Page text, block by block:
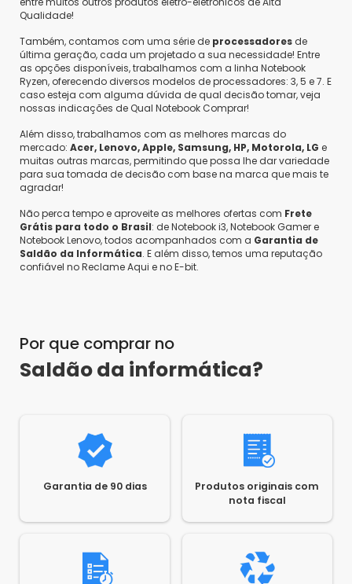
Guilherme P. • 3 anos atrás • 0
O Produto É Novo?
Responder
Saldão da Informática• 3 anos atrás• 0
Olá @Guilherme Patrick, Este produto é
condições de fábrica é um produto que volta
para o mercado, disponível para vendas, nas
mesmas condições de um produto novo, com
todas as funcionalidades e características
possibilitando economizar dinheiro na compra.
Att. Saldão da informática
Saldão da Informática
Olá Luciana! O produto acompanha carregador
Jorge • 4 anos atrás
A tv pega todos canais
Responder
Qualidade!
Também, contamos com uma série de processadores de
última geração, cada um projetado a sua necessidade! Entre
as opções disponíveis, trabalhamos com a linha Notebook
Ryzen, oferecendo diversos modelos de processadores: 3, 5 e 7. E
caso esteja com alguma dúvida de qual decisão tomar, veja
nossas indicações de Qual Notebook Comprar!
Além disso, trabalhamos com as melhores marcas do
mercado: Acer, Lenovo, Apple, Samsung, HP, Motorola, LG e
muitas outras marcas, permitindo que possa lhe dar variedade
para sua tomada de decisão com base na marca que mais te
agradar!
Não perca tempo e aproveite as melhores ofertas com Frete
Grátis para todo o Brasil: de Notebook i3, Notebook Gamer e
Notebook Lenovo, todos acompanhados com a Garantia de
Saldão da Informática. E além disso, temos uma reputação
confiável no Reclame Aqui e no E-bit.
Por que comprar no
Saldão da informática?
Garantia de 90 dias
Produtos originais com
nota fiscal